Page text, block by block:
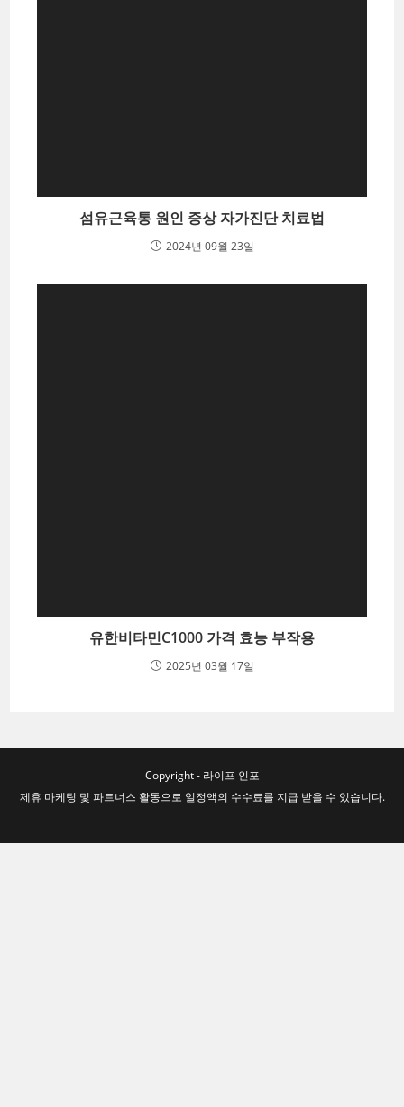
섬유근육통 원인 증상 자가진단 치료법
2024년 09월 23일
유한비타민C1000 가격 효능 부작용
2025년 03월 17일
Copyright - 라이프 인포
제휴 마케팅 및 파트너스 활동으로 일정액의 수수료를 지급 받을 수 있습니다.